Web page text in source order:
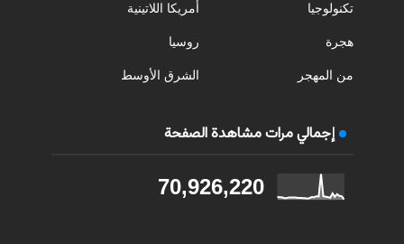
تكنولوجيا
هجرة
من المهجر
أمريكا اللاتينية
روسيا
الشرق الأوسط
إجمالي مرات مشاهدة الصفحة
70,926,220